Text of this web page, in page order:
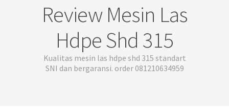
Review Mesin Las
Hdpe Shd 315
Kualitas mesin las hdpe shd 315 standart
SNI dan bergaransi. order 081210634959